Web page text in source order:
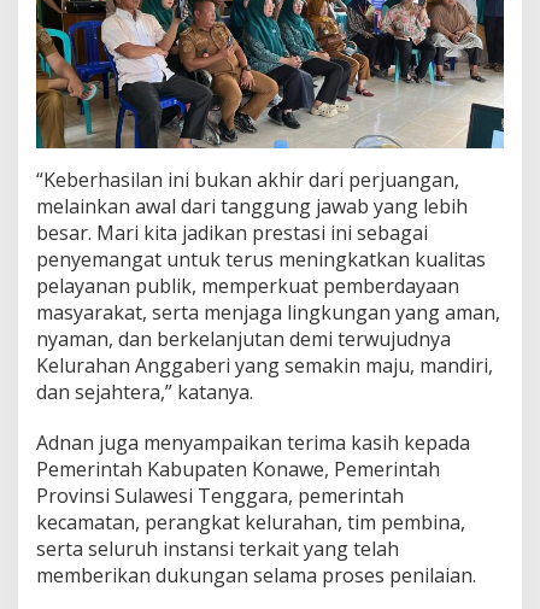
“Keberhasilan ini bukan akhir dari perjuangan,
melainkan awal dari tanggung jawab yang lebih
besar. Mari kita jadikan prestasi ini sebagai
penyemangat untuk terus meningkatkan kualitas
pelayanan publik, memperkuat pemberdayaan
masyarakat, serta menjaga lingkungan yang aman,
nyaman, dan berkelanjutan demi terwujudnya
Kelurahan Anggaberi yang semakin maju, mandiri,
dan sejahtera,” katanya.
Adnan juga menyampaikan terima kasih kepada
Pemerintah Kabupaten Konawe, Pemerintah
Provinsi Sulawesi Tenggara, pemerintah
kecamatan, perangkat kelurahan, tim pembina,
serta seluruh instansi terkait yang telah
memberikan dukungan selama proses penilaian.